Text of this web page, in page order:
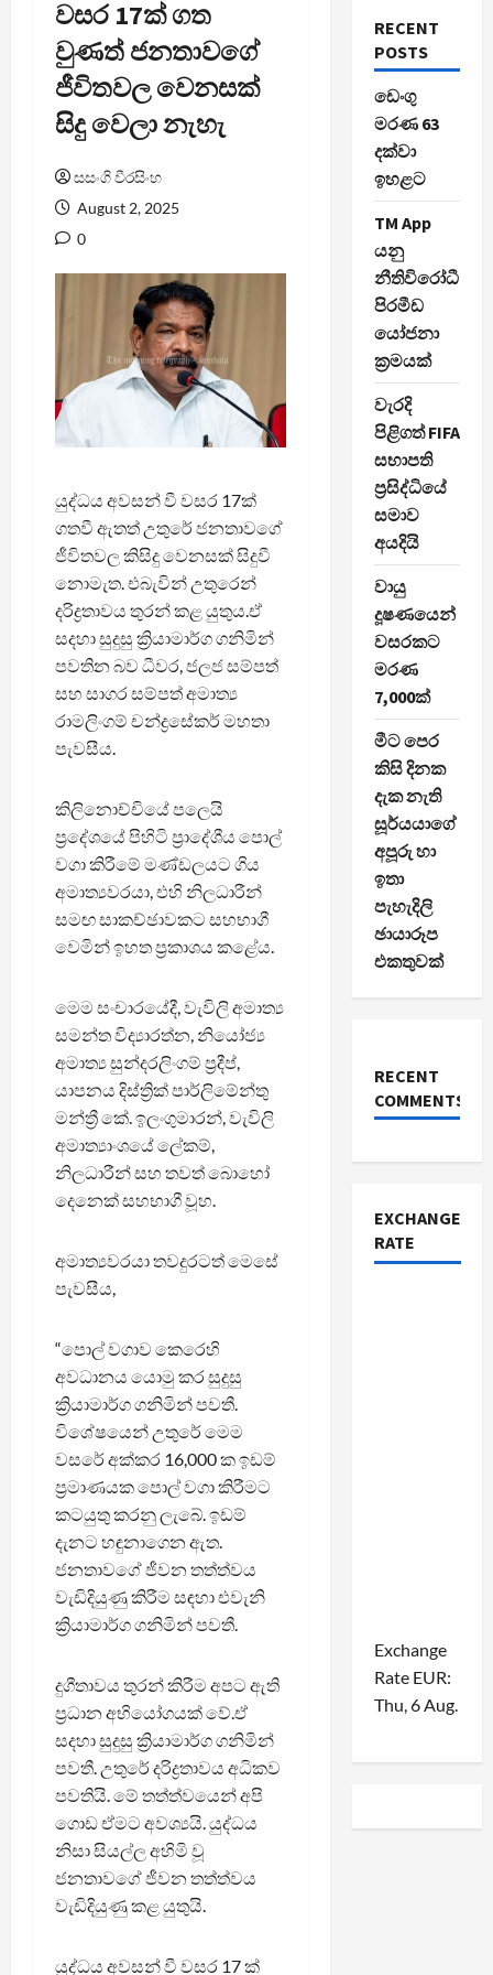
වසර 17ක් ගත
වුණත් ජනතාවගේ
ජීවිතවල වෙනසක්
සිදු වෙලා නැහැ
සසංගි වීරසිංහ
August 2, 2025
0
යුද්ධය අවසන් වී වසර 17ක්
ගතවී ඇතත් උතුරේ ජනතාවගේ
ජීවිතවල කිසිදු වෙනසක් සිදුවී
නොමැත. එබැවින් උතුරෙන්
දරිද්‍රතාවය තුරන් කළ යුතුය.ඒ
සදහා සුදුසු ක්‍රියාමාර්ග ගනිමින්
පවතින බව ධීවර, ජලජ සම්පත්
සහ සාගර සම්පත් අමාත්‍ය
රාමලිංගම් චන්ද්‍රසේකර් මහතා
පැවසීය.
කිලිනොච්චියේ පලෙයි
ප්‍රදේශයේ පිහිටි ප්‍රාදේශීය පොල්
වගා කිරීමේ මණ්ඩලයට ගිය
අමාත්‍යවරයා, එහි නිලධාරීන්
සමඟ සාකච්ඡාවකට සහභාගී
වෙමින් ඉහත ප්‍රකාශය කළේය.
මෙම සංචාරයේදී, වැවිලි අමාත්‍ය
සමන්ත විද්‍යාරත්න, නියෝජ්‍ය
අමාත්‍ය සුන්දරලිංගම් ප්‍රදීප්,
යාපනය දිස්ත්‍රික් පාර්ලිමේන්තු
මන්ත්‍රී කේ. ඉලංගුමාරන්, වැවිලි
අමාත්‍යාංශයේ ලේකම්,
නිලධාරීන් සහ තවත් බොහෝ
දෙනෙක් සහභාගී වූහ.
අමාත්‍යවරයා තවදුරටත් මෙසේ
පැවසීය,
“පොල් වගාව කෙරෙහි
අවධානය යොමු කර සුදුසු
ක්‍රියාමාර්ග ගනිමින් පවතී.
විශේෂයෙන් උතුරේ මෙම
වසරේ අක්කර 16,000 ක ඉඩම්
ප්‍රමාණයක පොල් වගා කිරීමට
කටයුතු කරනු ලැබේ. ඉඩම්
දැනට හඳුනාගෙන ඇත.
ජනතාවගේ ජීවන තත්ත්වය
වැඩිදියුණු කිරීම සඳහා එවැනි
ක්‍රියාමාර්ග ගනිමින් පවතී.
දුගීතාවය තුරන් කිරීම අපට ඇති
ප්‍රධාන අභියෝගයක් වේ.ඒ
සදහා සුදුසු ක්‍රියාමාර්ග ගනිමින්
පවතී. උතුරේ දරිද්‍රතාවය අධිකව
පවතියි. මේ තත්ත්වයෙන් අපි
ගොඩ ඒමට අවශ්‍යයි. යුද්ධය
නිසා සියල්ල අහිමි වූ
ජනතාවගේ ජීවන තත්ත්වය
වැඩිදියුණු කළ යුතුයි.
යුද්ධය අවසන් වී වසර 17 ක්
RECENT
POSTS
ඩෙංගු
මරණ 63
දක්වා
ඉහළට
TM App
යනු
නීතිවිරෝධී
පිරමීඩ
යෝජනා
ක්‍රමයක්
වැරදි
පිළිගත් FIFA
සභාපති
ප්‍රසිද්ධියේ
සමාව
අයදියි
වායු
දූෂණයෙන්
වසරකට
මරණ
7,000ක්
මීට පෙර
කිසි දිනක
දැක නැති
සූර්යයාගේ
අපූරු හා
ඉතා
පැහැදිලි
ඡායාරූප
එකතුවක්
RECENT
COMMENTS
EXCHANGE
RATE
Exchange
Rate EUR:
Thu, 6 Aug.